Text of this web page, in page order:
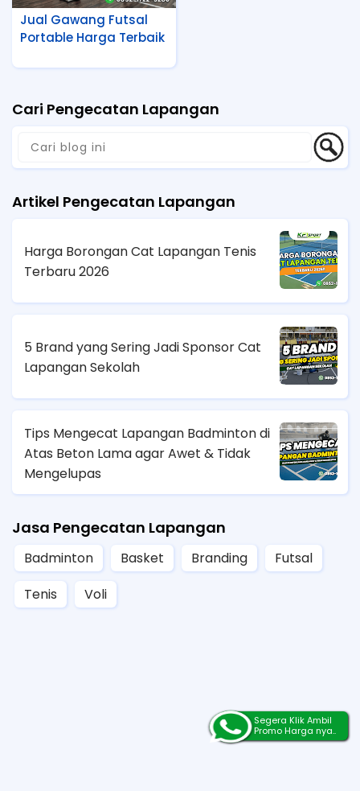
Jual Gawang Futsal
Portable Harga Terbaik
Cari Pengecatan Lapangan
Artikel Pengecatan Lapangan
Harga Borongan Cat Lapangan Tenis
Terbaru 2026
5 Brand yang Sering Jadi Sponsor Cat
Lapangan Sekolah
Tips Mengecat Lapangan Badminton di
Atas Beton Lama agar Awet & Tidak
Mengelupas
Jasa Pengecatan Lapangan
Badminton Basket Branding
Futsal
Tenis
Voli
Segera Klik Ambil
Promo Harga nya..